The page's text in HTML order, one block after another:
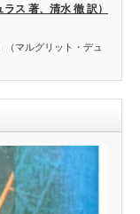
ス 著、清水 徹 訳）
（マルグリット・デュ